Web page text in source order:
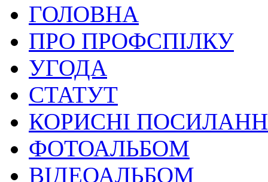
ГОЛОВНА
ПРО ПРОФСПІЛКУ
УГОДА
СТАТУТ
КОРИСНІ
ФОТОАЛЬБОМ
ВІДЕОАЛЬБОМ